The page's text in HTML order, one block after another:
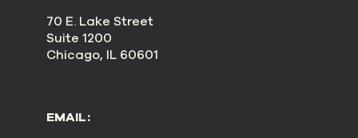
70 E. Lake Street
Suite 1200
Chicago, IL 60601
EMAIL: